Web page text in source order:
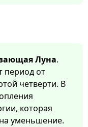
Луна.
период от
четверти. В
которая
уменьшение.